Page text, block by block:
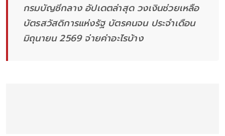
กรมบัญชีกลาง อัปเดตล่าสุด วงเงินช่วยเหลือ
บัตรสวัสดิการแห่งรัฐ บัตรคนจน ประจำเดือน
มิถุนายน 2569 จ่ายค่าอะไรบ้าง